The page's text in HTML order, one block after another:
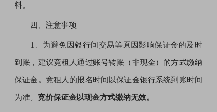
料。
四、注意事项
1、为避免因银行间交易等原因影响保证金的及时
到账，建议竞租人通过账号转账（非现金）的方式缴纳
保证金。竞租人的报名时间以保证金银行系统到账时间
为准。 竞价保证金以现金方式缴纳无效。